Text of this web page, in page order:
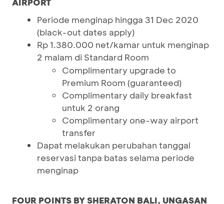
Periode menginap hingga 31 Dec 2020
(black-out dates apply)
Rp 1.380.000 net/kamar untuk menginap
2 malam di Standard Room
Complimentary upgrade to
Premium Room (guaranteed)
Complimentary daily breakfast
untuk 2 orang
Complimentary one-way airport
transfer
Dapat melakukan perubahan tanggal
reservasi tanpa batas selama periode
menginap
FOUR POINTS BY SHERATON BALI, UNGASAN